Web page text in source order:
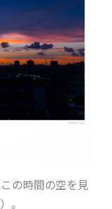
の時間の空を見
。